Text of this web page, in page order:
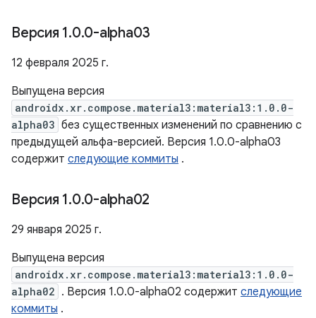
Версия 1.0.0-alpha03
12 февраля 2025 г.
Выпущена версия
androidx.xr.compose.material3:material3:1.0.0-
alpha03 без существенных изменений по сравнению с
предыдущей альфа-версией. Версия 1.0.0-alpha03
содержит следующие коммиты .
Версия 1.0.0-alpha02
29 января 2025 г.
Выпущена версия
androidx.xr.compose.material3:material3:1.0.0-
alpha02 . Версия 1.0.0-alpha02 содержит следующие
коммиты .